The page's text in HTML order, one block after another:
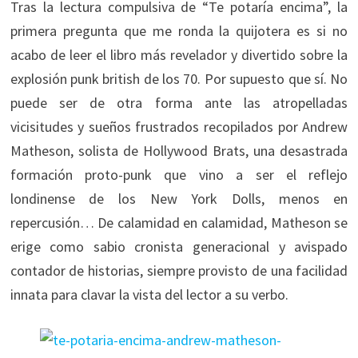
Tras la lectura compulsiva de “Te potaría encima”, la
primera pregunta que me ronda la quijotera es si no
acabo de leer el libro más revelador y divertido sobre la
explosión punk british de los 70. Por supuesto que sí. No
puede ser de otra forma ante las atropelladas
vicisitudes y sueños frustrados recopilados por Andrew
Matheson, solista de Hollywood Brats, una desastrada
formación proto-punk que vino a ser el reflejo
londinense de los New York Dolls, menos en
repercusión… De calamidad en calamidad, Matheson se
erige como sabio cronista generacional y avispado
contador de historias, siempre provisto de una facilidad
innata para clavar la vista del lector a su verbo.